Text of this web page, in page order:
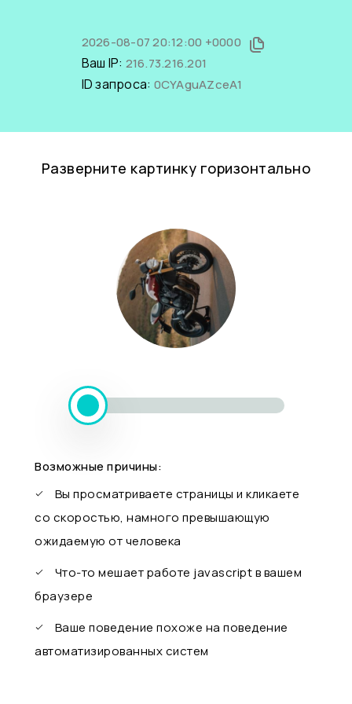
2026-08-07 20:12:00 +0000
Ваш IP: 216.73.216.201
ID запроса: 0CYAguAZceA1
Разверните картинку горизонтально
Возможные причины:
Вы просматриваете страницы и кликаете
со скоростью, намного превышающую
ожидаемую от человека
Что-то мешает работе javascript в вашем
браузере
Ваше поведение похоже на поведение
автоматизированных систем